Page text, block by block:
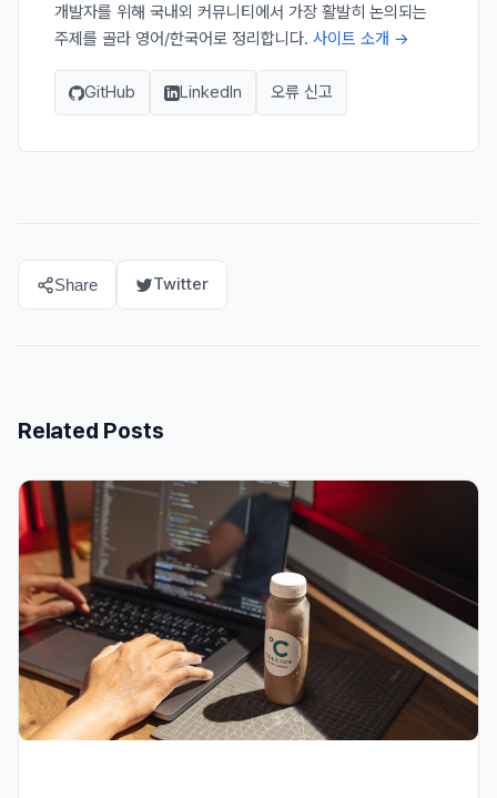
개발자를 위해 국내외 커뮤니티에서 가장 활발히 논의되는
주제를 골라 영어/한국어로 정리합니다. 사이트 소개 →
GitHub LinkedIn 오류 신고
Share Twitter
Related Posts